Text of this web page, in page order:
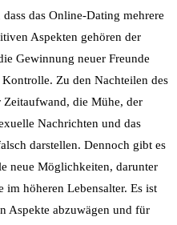
das Online-Dating mehrere
Aspekten gehören der
Gewinnung neuer Freunde
Zu den Nachteilen des
die Mühe, der
Nachrichten und das
darstellen. Dennoch gibt es
neue Möglichkeiten, darunter
höheren Lebensalter. Es ist
Aspekte abzuwägen und für